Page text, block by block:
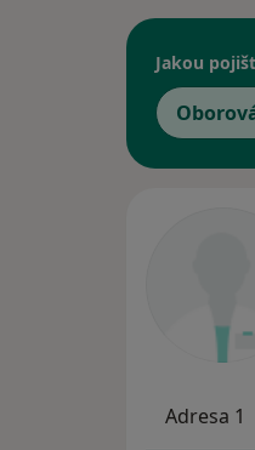
Jakou
Adresa 1